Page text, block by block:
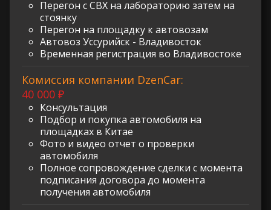
Перегон с СВХ на лабораторию затем на
стоянку
Перегон на площадку к автовозам
Автовоз Уссурийск - Владивосток
Временная регистрация во Владивостоке
Комиссия компании DzenCar:
40 000 ₽
Консультация
Подбор и покупка автомобиля на
площадках в Китае
Фото и видео отчет о проверки
автомобиля
Полное сопровождение сделки с момента
подписания договора до момента
получения автомобиля